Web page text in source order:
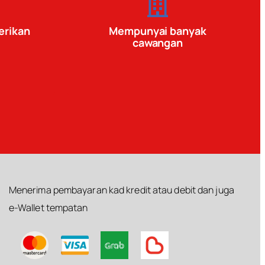
Mempunyai banyak
cawangan
Menerima pembayaran kad kredit atau debit dan juga
e-Wallet tempatan